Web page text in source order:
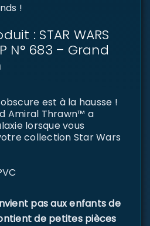
!
: STAR WARS
N° 683 – Grand
est à la hausse !
Amiral Thrawn™ a
lorsque vous
collection Star Wars
pas aux enfants de
de petites pièces